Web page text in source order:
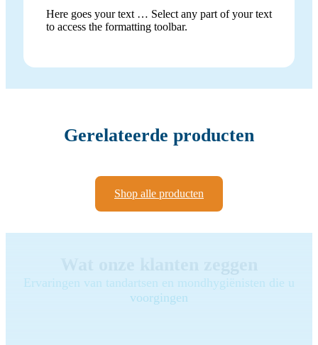
Here goes your text … Select any part of your text
to access the formatting toolbar.
Gerelateerde producten
Shop alle producten
Ervaringen van tandartsen en mondhygiënisten die u
voorgingen